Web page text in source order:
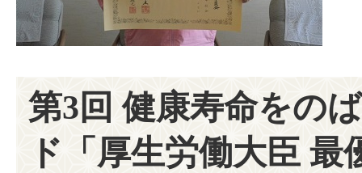
第3回 健康寿命をの
ド「厚生労働大臣 最